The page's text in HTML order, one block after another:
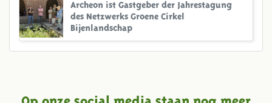
Archeon ist Gastgeber der Jahrestagung
des Netzwerks Groene Cirkel
Bijenlandschap
Op onze social media staan nog meer